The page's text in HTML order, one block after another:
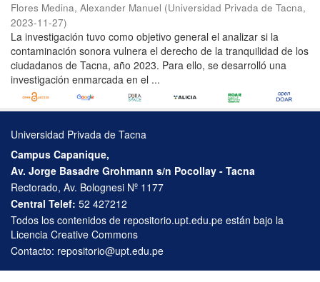
Flores Medina, Alexander Manuel (Universidad Privada de Tacna,
2023-11-27)
La investigación tuvo como objetivo general el analizar si la
contaminación sonora vulnera el derecho de la tranquilidad de los
ciudadanos de Tacna, año 2023. Para ello, se desarrolló una
investigación enmarcada en el ...
Universidad Privada de Tacna
Campus Capanique,
Av. Jorge Basadre Grohmann s/n Pocollay - Tacna
Rectorado, Av. Bolognesi Nº 1177
Central Telef: 52 427212
Todos los contenidos de repositorio.upt.edu.pe están bajo la
Licencia Creative Commons
Contacto: repositorio@upt.edu.pe